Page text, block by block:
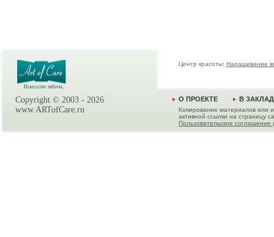
Copyright © 2003 - 2026
www.ARTofCare.ru
Центр красоты: Наращивание
О ПРОЕКТЕ В
Копирование материалов или
активной ссылки на страницу
Пользовательское